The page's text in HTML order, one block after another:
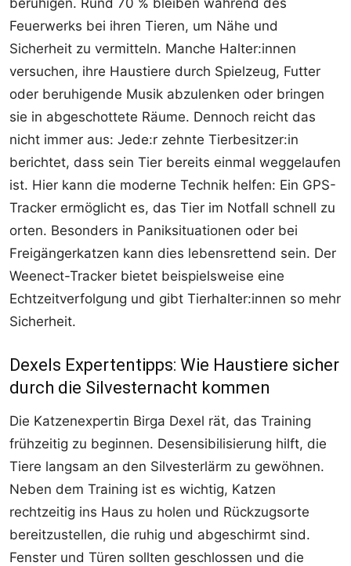
Feuerwerks bei ihren Tieren, um Nähe und
Sicherheit zu vermitteln. Manche Halter:innen
versuchen, ihre Haustiere durch Spielzeug, Futter
oder beruhigende Musik abzulenken oder bringen
sie in abgeschottete Räume. Dennoch reicht das
nicht immer aus: Jede:r zehnte Tierbesitzer:in
berichtet, dass sein Tier bereits einmal weggelaufen
ist. Hier kann die moderne Technik helfen: Ein GPS-
Tracker ermöglicht es, das Tier im Notfall schnell zu
orten. Besonders in Paniksituationen oder bei
Freigängerkatzen kann dies lebensrettend sein. Der
Weenect-Tracker bietet beispielsweise eine
Echtzeitverfolgung und gibt Tierhalter:innen so mehr
Sicherheit.
Dexels Expertentipps: Wie Haustiere sicher
durch die Silvesternacht kommen
Die Katzenexpertin Birga Dexel rät, das Training
frühzeitig zu beginnen. Desensibilisierung hilft, die
Tiere langsam an den Silvesterlärm zu gewöhnen.
Neben dem Training ist es wichtig, Katzen
rechtzeitig ins Haus zu holen und Rückzugsorte
bereitzustellen, die ruhig und abgeschirmt sind.
Fenster und Türen sollten geschlossen und die